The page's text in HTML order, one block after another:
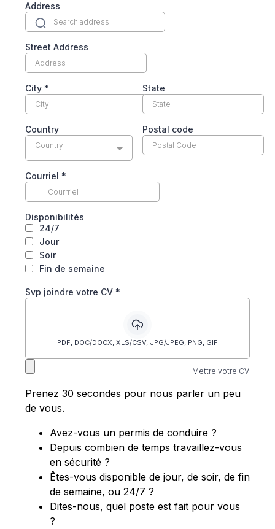
Address
Street Address
City * State
Country
Country
Postal code
Courriel *
Disponibilités
24/7
Jour
Soir
Fin de semaine
Svp joindre votre CV *
PDF, DOC/DOCX, XLS/CSV, JPG/JPEG, PNG, GIF
Mettre votre CV
Prenez 30 secondes pour nous parler un peu
de vous.
Avez-vous un permis de conduire ?
Depuis combien de temps travaillez-vous
en sécurité ?
Êtes-vous disponible de jour, de soir, de fin
de semaine, ou 24/7 ?
Dites-nous, quel poste est fait pour vous
?